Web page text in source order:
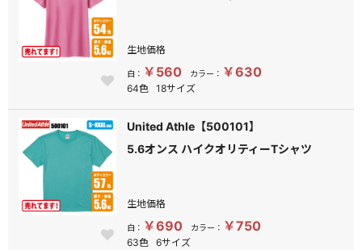
生地価格
白： ￥560 カラー： ￥630
64色 18サイズ
United Athle【500101】
5.6オンス ハイクオリティーTシャツ
生地価格
白： ￥690 カラー： ￥750
63色 6サイズ